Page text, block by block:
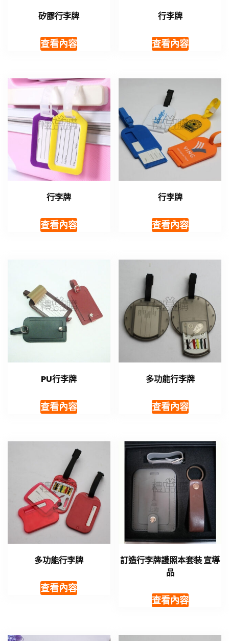
矽膠行李牌
查看內容
行李牌
查看內容
行李牌
查看內容
行李牌
查看內容
PU行李牌
查看內容
多功能行李牌
查看內容
多功能行李牌
查看內容
訂造行李牌護照本套裝 宣導
品
查看內容